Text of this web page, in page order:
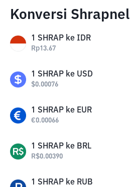
Konversi Shrapnel
1 SHRAP ke IDR
Rp13.67
1 SHRAP ke USD
$0.00076
1 SHRAP ke EUR
€0.00066
1 SHRAP ke BRL
R$0.00390
1 SHRAP ke RUB